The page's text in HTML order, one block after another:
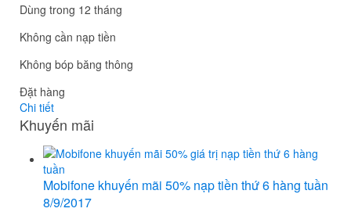
Dùng trong 12 tháng
Không cần nạp tiền
Không bóp băng thông
Đặt hàng
Chi tiết
Khuyến mãi
Mobifone khuyến mãi 50% nạp tiền thứ 6 hàng tuần
8/9/2017